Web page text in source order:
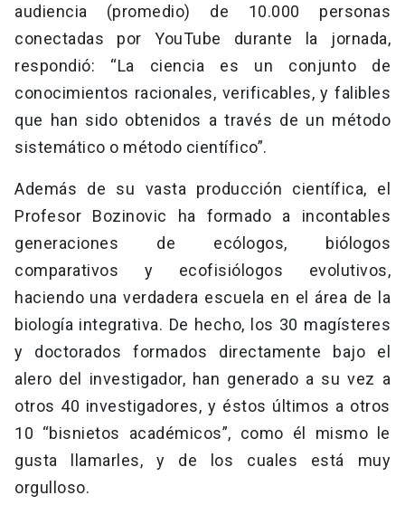
audiencia (promedio) de 10.000 personas
conectadas por YouTube durante la jornada,
respondió: “La ciencia es un conjunto de
conocimientos racionales, verificables, y falibles
que han sido obtenidos a través de un método
sistemático o método científico”.
Además de su vasta producción científica, el
Profesor Bozinovic ha formado a incontables
generaciones de ecólogos, biólogos
comparativos y ecofisiólogos evolutivos,
haciendo una verdadera escuela en el área de la
biología integrativa. De hecho, los 30 magísteres
y doctorados formados directamente bajo el
alero del investigador, han generado a su vez a
otros 40 investigadores, y éstos últimos a otros
10 “bisnietos académicos”, como él mismo le
gusta llamarles, y de los cuales está muy
orgulloso.